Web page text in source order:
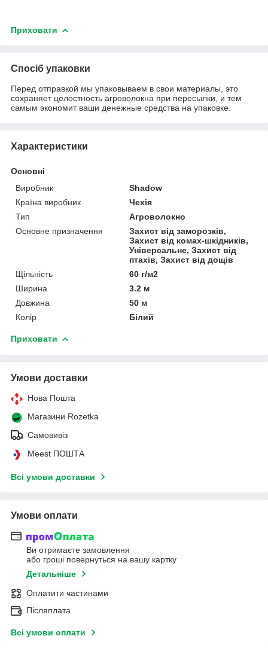
Приховати
Спосіб упаковки
Перед отправкой мы упаковываем в свои материалы, это
сохраняет целостность агроволокна при пересылки, и тем
самым экономит ваши денежные средства на упаковке.
Характеристики
Основні
Виробник
Shadow
Країна виробник
Чехія
Тип
Агроволокно
Основне призначення
Захист від заморозків,
Захист від комах-шкідників,
Універсальне, Захист від
птахів, Захист від дощів
Щільність
60 г/м2
Ширина
3.2 м
Довжина
50 м
Колір
Білий
Приховати
Умови доставки
Нова Пошта
Магазини Rozetka
Самовивіз
Meest ПОШТА
Всі умови доставки
Умови оплати
Ви отримаєте замовлення
або гроші повернуться на вашу картку
Детальніше
Оплатити частинами
Післяплата
Всі умови оплати